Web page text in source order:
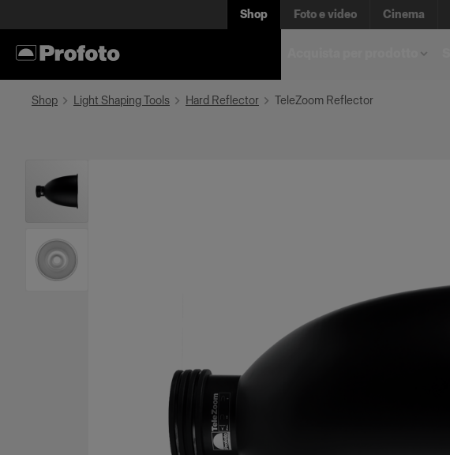
Shop Foto e video Cinema
Shop Light Shaping Tools Hard Reflector TeleZoom Reflector